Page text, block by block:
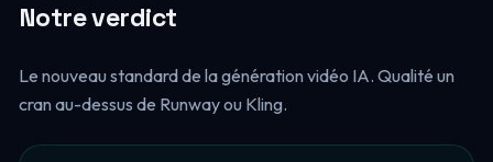
Notre verdict
Le nouveau standard de la génération vidéo IA. Qualité un
cran au-dessus de Runway ou Kling.